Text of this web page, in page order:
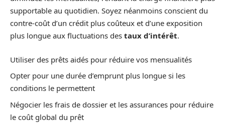
supportable au quotidien. Soyez néanmoins conscient du
contre-coût d’un crédit plus coûteux et d’une exposition
plus longue aux fluctuations des taux d’intérêt.
Utiliser des prêts aidés pour réduire vos mensualités
Opter pour une durée d’emprunt plus longue si les
conditions le permettent
Négocier les frais de dossier et les assurances pour réduire
le coût global du prêt